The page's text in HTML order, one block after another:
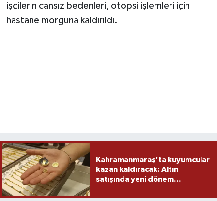
işçilerin cansız bedenleri, otopsi işlemleri için
hastane morguna kaldırıldı.
Kahramanmaraş'ta kuyumcular
kazan kaldıracak: Altın
satışında yeni dönem...